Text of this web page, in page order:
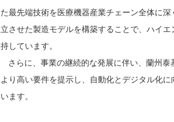
た最先端技術を医療機器産業チェーン全体に
立させた製造モデルを構築することで、ハイ
持しています。
さらに、事業の継続的な発展に伴い、蘭州
より高い要件を提示し、自動化とデジタル化
います。